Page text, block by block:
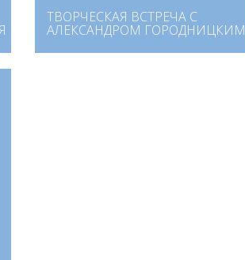
ТВОРЧЕСКАЯ ВСТРЕЧА С
АЛЕКСАНДРОМ ГОРОДНИЦКИМ